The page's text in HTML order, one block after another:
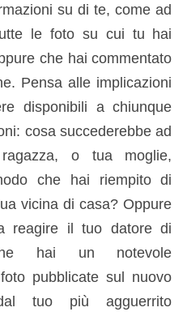
su di te, come ad
le foto su cui tu hai
che hai commentato
Pensa alle implicazioni
disponibili a chiunque
cosa succederebbe ad
o tua moglie,
che hai riempito di
vicina di casa? Oppure
reagire il tuo datore di
hai un notevole
pubblicate sul nuovo
tuo più agguerrito